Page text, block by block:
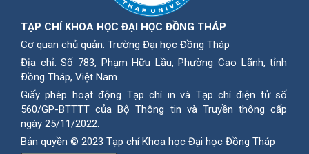
TẠP CHÍ KHOA HỌC ĐẠI HỌC ĐỒNG THÁP
Cơ quan chủ quản: Trường Đại học Đồng Tháp
Địa chỉ: Số 783, Phạm Hữu Lầu, Phường Cao Lãnh, tỉnh
Ðồng Tháp, Việt Nam.
Giấy phép hoạt động Tạp chí in và Tạp chí điện tử số
560/GP-BTTTT của Bộ Thông tin và Truyền thông cấp
ngày 25/11/2022.
Bản quyền © 2023 Tạp chí Khoa học Đại học Đồng Tháp